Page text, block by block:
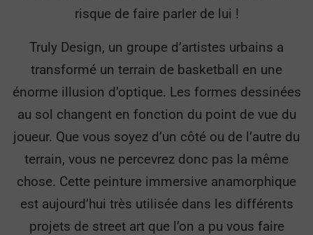
risque de faire parler de lui !
Truly Design, un groupe d’artistes urbains a
transformé un terrain de basketball en une
énorme illusion d’optique. Les formes dessinées
au sol changent en fonction du point de vue du
joueur. Que vous soyez d’un côté ou de l’autre du
terrain, vous ne percevrez donc pas la même
chose. Cette peinture immersive anamorphique
est aujourd’hui très utilisée dans les différents
projets de street art que l’on a pu vous faire